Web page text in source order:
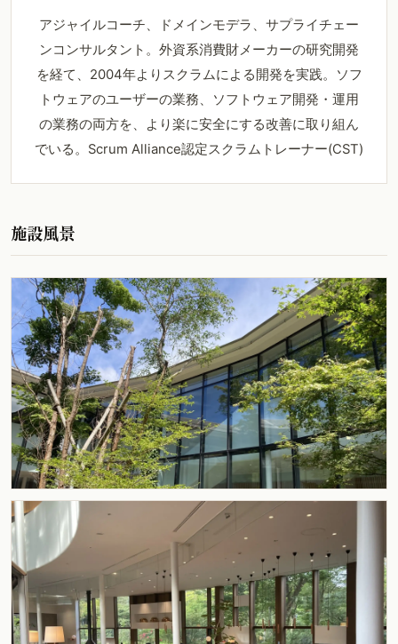
アジャイルコーチ、ドメインモデラ、サプライチェー
ンコンサルタント。外資系消費財メーカーの研究開発
を経て、2004年よりスクラムによる開発を実践。ソフ
トウェアのユーザーの業務、ソフトウェア開発・運用
の業務の両方を、より楽に安全にする改善に取り組ん
でいる。Scrum Alliance認定スクラムトレーナー(CST)
施設風景